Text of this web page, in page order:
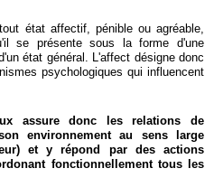
état affectif, pénible ou agréable,
se présente sous la forme d'une
état général. L'affect désigne donc
psychologiques qui influencent
assure donc les relations de
environnement au sens large
et y répond par des actions
fonctionnellement tous les